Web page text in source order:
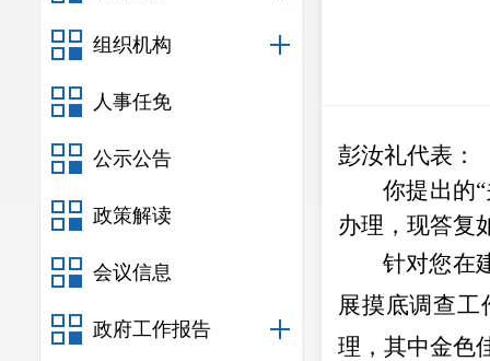
组织机构
人事任免
公示公告
政策解读
会议信息
政府工作报告
彭汝礼代表：
你提出的“
办理，现答复
针对您在
展摸底调查工
理，其中金色